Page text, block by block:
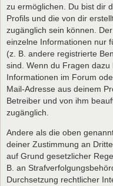
zu ermöglichen. Du bist dir
Profils und die von dir
zugänglich sein können.
einzelne Informationen nur
(z. B. andere registrierte
sind. Wenn du Fragen
Informationen im Forum
Mail-Adresse aus deinem
Betreiber und von ihm
zugänglich.
Andere als die oben
deiner Zustimmung an
auf Grund gesetzlicher
B. an
Durchsetzung rechtlicher